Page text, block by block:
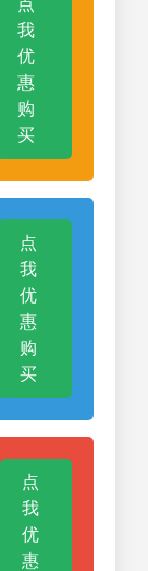
我
优
惠
购
买
点
我
优
惠
购
买
点
我
优
惠